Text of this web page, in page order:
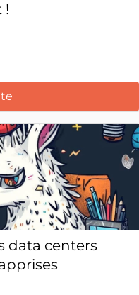
!
data centers